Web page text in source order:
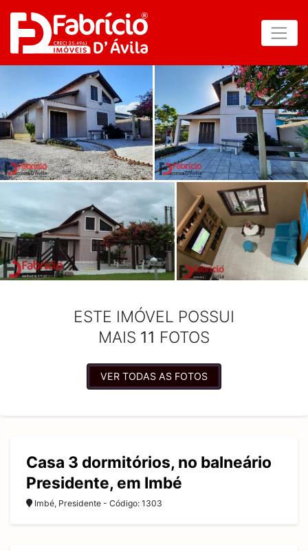
ESTE IMÓVEL POSSUI
MAIS 11 FOTOS
VER TODAS AS FOTOS
Casa 3 dormitórios, no balneário
Presidente, em Imbé
Imbé, Presidente - Código: 1303